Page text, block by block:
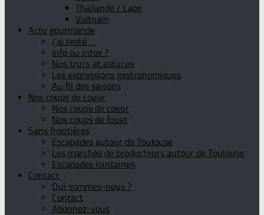
Thaïlande / Laos
Vietnam
Actu gourmande
J’ai testé …
Info ou intox ?
Nos trucs et astuces
Les expressions gastronomiques
Au fil des saisons
Nos coups de coeur
Nos coups de coeur
Nos coups de fouet
Sans frontières
Escapades autour de Toulouse
Les marchés de producteurs autour de Toulouse
Escapades lointaines
Contact
Qui sommes-nous ?
Contact
Abonnez-vous